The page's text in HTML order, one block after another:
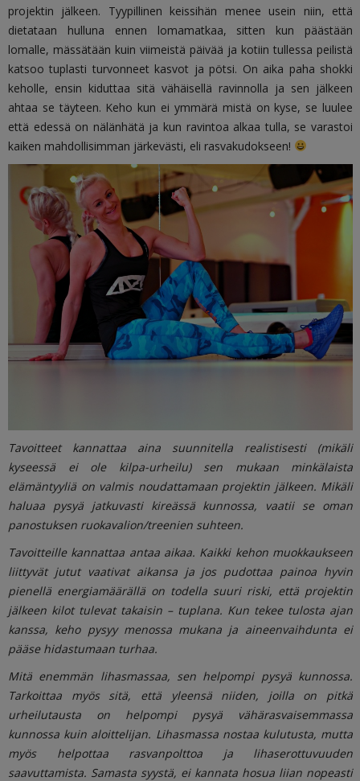
projektin jälkeen. Tyypillinen keissihän menee usein niin, että
dietataan hulluna ennen lomamatkaa, sitten kun päästään
lomalle, mässätään kuin viimeistä päivää ja kotiin tullessa peilistä
katsoo tuplasti turvonneet kasvot ja pötsi. On aika paha shokki
keholle, ensin kiduttaa sitä vähäisellä ravinnolla ja sen jälkeen
ahtaa se täyteen. Keho kun ei ymmärä mistä on kyse, se luulee
että edessä on nälänhätä ja kun ravintoa alkaa tulla, se varastoi
kaiken mahdollisimman järkevästi, eli rasvakudokseen!
Tavoitteet kannattaa aina suunnitella realistisesti (mikäli
kyseessä ei ole kilpa-urheilu) sen mukaan minkälaista
elämäntyyliä on valmis noudattamaan projektin jälkeen. Mikäli
haluaa pysyä jatkuvasti kireässä kunnossa, vaatii se oman
panostuksen ruokavalion/treenien suhteen.
Tavoitteille kannattaa antaa aikaa. Kaikki kehon muokkaukseen
liittyvät jutut vaativat aikansa ja jos pudottaa painoa hyvin
pienellä energiamäärällä on todella suuri riski, että projektin
jälkeen kilot tulevat takaisin – tuplana. Kun tekee tulosta ajan
kanssa, keho pysyy menossa mukana ja aineenvaihdunta ei
pääse hidastumaan turhaa.
Mitä enemmän lihasmassaa, sen helpompi pysyä kunnossa.
Tarkoittaa myös sitä, että yleensä niiden, joilla on pitkä
urheilutausta on helpompi pysyä vähärasvaisemmassa
kunnossa kuin aloittelijan. Lihasmassa nostaa kulutusta, mutta
myös helpottaa rasvanpolttoa ja lihaserottuvuuden
saavuttamista. Samasta syystä, ei kannata hosua liian nopeasti